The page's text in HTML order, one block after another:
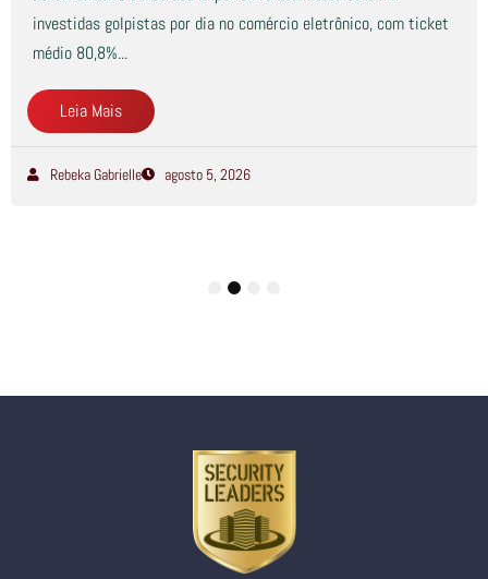
investidas golpistas por dia no comércio eletrônico, com ticket
médio 80,8%...
Leia Mais
Rebeka Gabrielle agosto 5, 2026